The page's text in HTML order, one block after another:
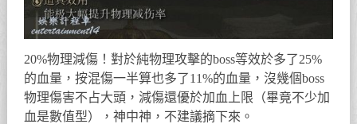
20%物理減傷！對於純物理攻擊的boss等效於多了25%
的血量，按混傷一半算也多了11%的血量，沒幾個boss
物理傷害不占大頭，減傷還優於加血上限（畢竟不少加
血是數值型），神中神，不建議摘下來。